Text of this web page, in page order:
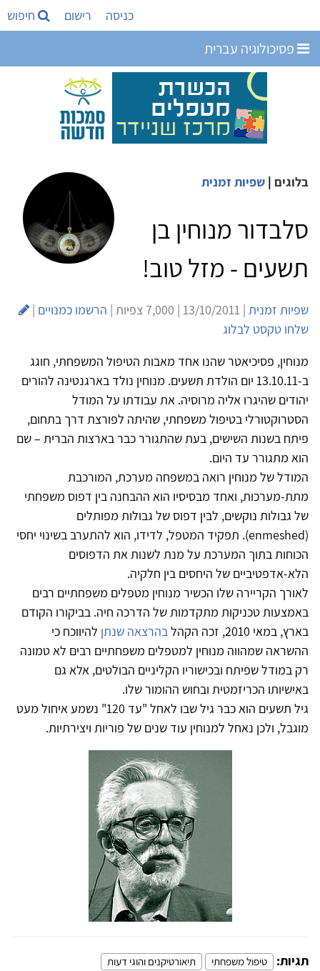
כניסה רישום חיפוש
פסיכולוגיה עברית
בלוגים | שפיות זמנית
סלבדור מנוחין בן
תשעים - מזל טוב!
שפיות זמנית | 13/10/2011 | 7,000 צפיות | הרשמו כמנויים |
שלחו טקסט לבלוג
מנוחין, פסיכיאטר שהנו אחד מאבות הטיפול המשפחתי, חוגג
ב-13.10.11 יום הולדת תשעים. מנוחין נולד בארגנטינה להורים
יהודים שהיגרו אליה מרוסיה. את עבודתו על המודל
הסטרוקטורלי בטיפול משפחתי, שהיתה לפורצת דרך בתחום,
פיתח בשנות השישים, בעת שהתגורר כבר בארצות הברית – שם
הוא מתגורר עד היום.
המודל של מנוחין רואה במשפחה מערכת, המורכבת
מתת-מערכות, ואחד מבסיסיו הוא ההבחנה בין דפוס משפחתי
של גבולות נוקשים, לבין דפוס של גבולות מפותלים
(enmeshed). תפקיד המטפל, לדידו, הוא להתערב בשינוי יחסי
הכוחות בתוך המערכת על מנת לשנות את הדפוסים
הלא-אדפטיביים של היחסים בין חלקיה.
לאורך הקריירה שלו הכשיר מנוחין מטפלים משפחתיים רבים
באמצעות טכניקות מתקדמות של הדרכה חיה. בביקורו הקודם
בארץ, במאי 2010, זכה הקהל
בהרצאה שנתן להיווכח כי
ההשראה שמהווה מנוחין למטפלים משפחתיים רבים לא טמונה
רק במודל שפיתח ובכישוריו הקליניים הבולטים, אלא גם
באישיותו הכריזמטית ובחוש ההומור שלו.
גיל תשעים הוא כבר גיל שבו לאחל "עד 120" נשמע איחול מעט
מוגבל, ולכן נאחל למנוחין עוד שנים של פוריות ויצירתיות.
תגיות: טיפול משפחתי תיאורטיקנים והוגי דעות